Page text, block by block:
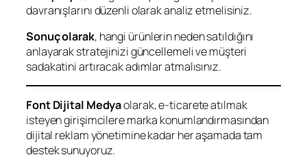
davranışlarını düzenli olarak analiz etmelisiniz.
Sonuç olarak, hangi ürünlerin neden satıldığını
anlayarak stratejinizi güncellemeli ve müşteri
sadakatini artıracak adımlar atmalısınız.
Font Dijital Medyaolarak, e-ticarete atılmak
isteyen girişimcilere marka konumlandırmasından
dijital reklam yönetimine kadar her aşamada tam
destek sunuyoruz.